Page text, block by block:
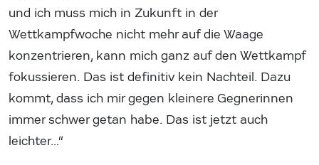
und ich muss mich in Zukunft in der
Wettkampfwoche nicht mehr auf die Waage
konzentrieren, kann mich ganz auf den Wettkampf
fokussieren. Das ist definitiv kein Nachteil. Dazu
kommt, dass ich mir gegen kleinere Gegnerinnen
immer schwer getan habe. Das ist jetzt auch
leichter…“